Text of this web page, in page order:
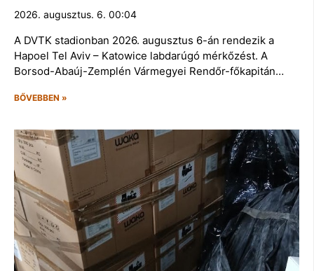
2026. augusztus. 6. 00:04
A DVTK stadionban 2026. augusztus 6-án rendezik a
Hapoel Tel Aviv – Katowice labdarúgó mérkőzést. A
Borsod-Abaúj-Zemplén Vármegyei Rendőr-főkapitán…
BŐVEBBEN »